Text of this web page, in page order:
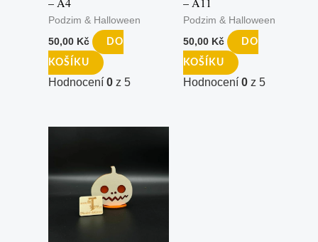
Podzim & Halloween
50,00 Kč DO
KOŠÍKU
Hodnocení 0 z 5
Podzim & Halloween
50,00 Kč DO
KOŠÍKU
Hodnocení 0 z 5